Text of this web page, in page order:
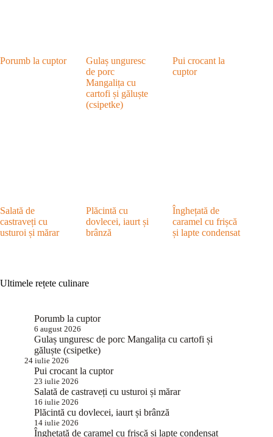
Porumb la cuptor
Gulaș unguresc
de porc
Mangalița cu
cartofi și găluște
(csipetke)
Pui crocant la
cuptor
Salată de
castraveți cu
usturoi și mărar
Plăcintă cu
dovlecei, iaurt și
brânză
Înghețată de
caramel cu frișcă
și lapte condensat
Ultimele rețete culinare
Porumb la cuptor
6 august 2026
Gulaș unguresc de porc Mangalița cu cartofi și
găluște (csipetke)
24 iulie 2026
Pui crocant la cuptor
23 iulie 2026
Salată de castraveți cu usturoi și mărar
16 iulie 2026
Plăcintă cu dovlecei, iaurt și brânză
14 iulie 2026
Înghețată de caramel cu frișcă și lapte condensat